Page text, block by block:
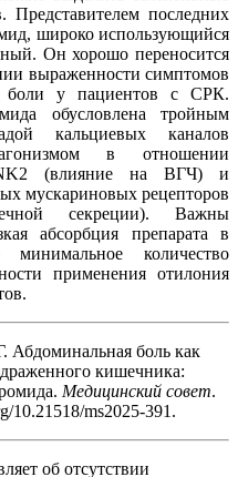
Представителем последних
широко использующийся
Он хорошо переносится
выраженности симптомов
боли у пациентов с СРК.
обусловлена тройным
кальциевых каналов
в отношении
NK2 (влияние на ВГЧ) и
мускариновых рецепторов
секреции). Важны
абсорбция препарата в
минимальное количество
применения отилония
Абдоминальная боль как
кишечника:
Медицинский совет.
10.21518/ms2025-391.
об отсутствии